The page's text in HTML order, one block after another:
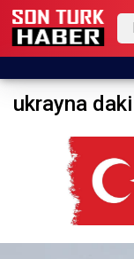
ukrayna daki